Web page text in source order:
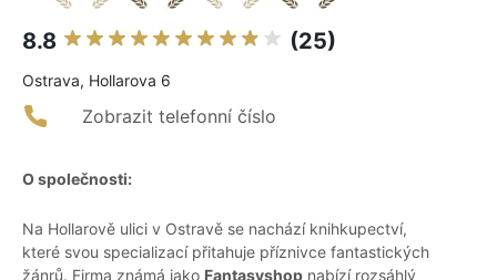
8.8 (25)
Ostrava, Hollarova 6
Zobrazit telefonní číslo
O společnosti:
Na Hollarově ulici v Ostravě se nachází knihkupectví,
které svou specializací přitahuje příznivce fantastických
žánrů. Firma známá jako Fantasyshop nabízí rozsáhlý